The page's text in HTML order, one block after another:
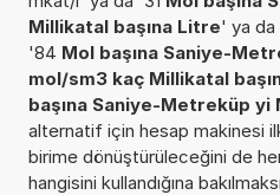
Millikatal başına Litre' ya
'84 Mol başına Saniye-
mol/sm3 kaç Millikatal
başına Saniye-Metreküp yi
alternatif için hesap makinesi
birime dönüştürüleceğini de
hangisini kullandığına